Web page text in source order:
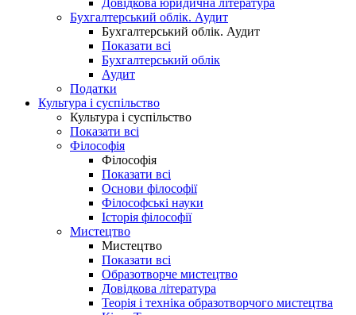
Довідкова юридична література
Бухгалтерський облік. Аудит
Бухгалтерський облік. Аудит
Показати всі
Бухгалтерський облік
Аудит
Податки
Культура і суспільство
Культура і суспільство
Показати всі
Філософія
Філософія
Показати всі
Основи філософії
Філософські науки
Історія філософії
Мистецтво
Мистецтво
Показати всі
Образотворче мистецтво
Довідкова література
Теорія і техніка образотворчого мистецтва